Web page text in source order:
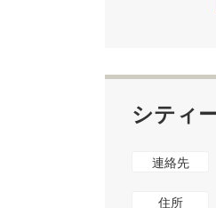
シティ
連絡先
住所